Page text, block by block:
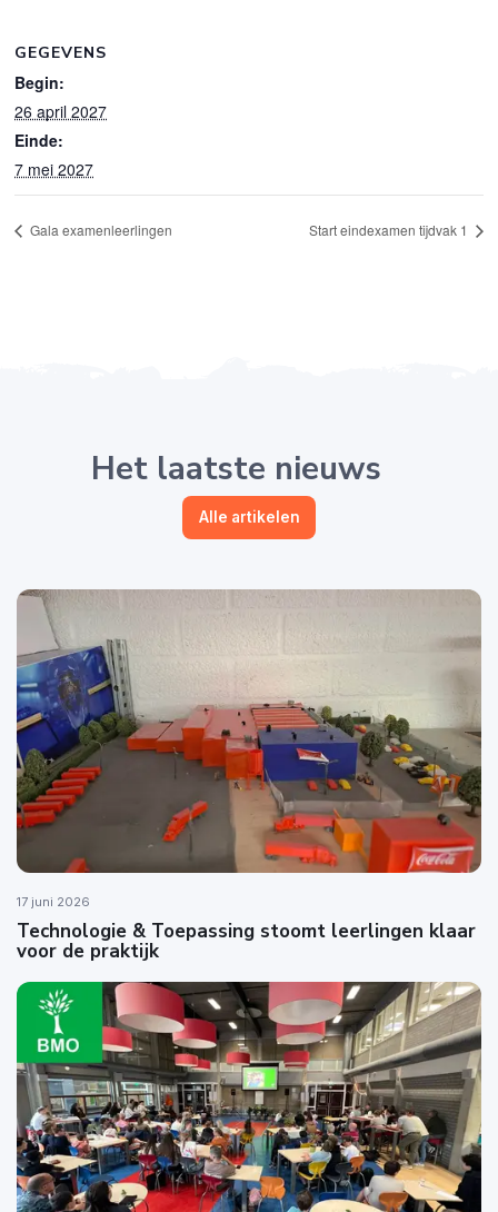
GEGEVENS
Begin:
26 april 2027
Einde:
7 mei 2027
Gala examenleerlingen Start eindexamen tijdvak 1
Het laatste nieuws
Alle artikelen
17 juni 2026
Technologie & Toepassing stoomt leerlingen klaar
voor de praktijk